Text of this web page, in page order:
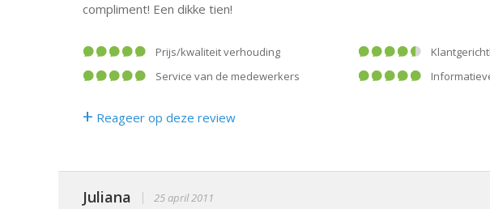
compliment! Een dikke tien!
prijs/kwaliteit verhouding
service van de medewerkers
+ Reageer op deze review
Juliana | 25 april 2011